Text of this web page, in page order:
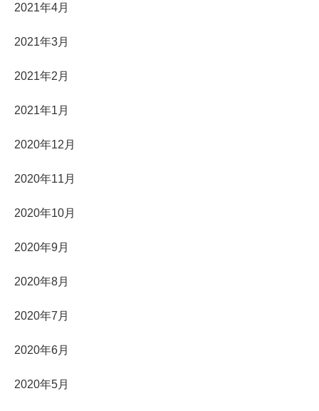
2021年4月
2021年3月
2021年2月
2021年1月
2020年12月
2020年11月
2020年10月
2020年9月
2020年8月
2020年7月
2020年6月
2020年5月